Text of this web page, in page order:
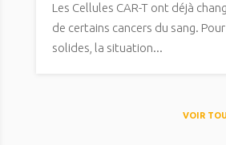
Les Cellules CAR-T ont déjà
de certains cancers du sang.
solides, la situation...
VOIR